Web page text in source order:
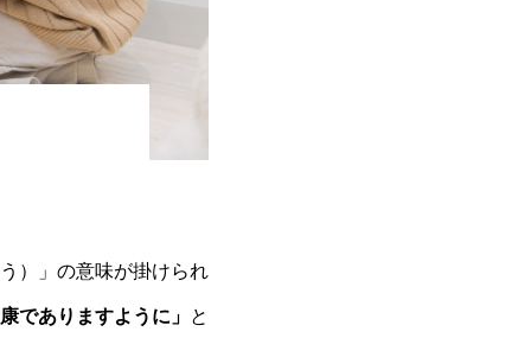
）」の意味が掛けられ
でありますように」 と